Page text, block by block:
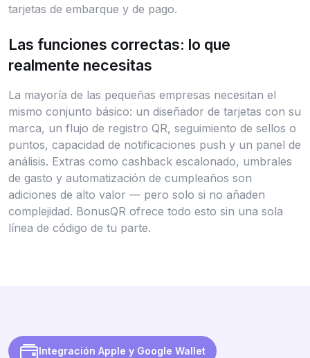
tarjetas de embarque y de pago.
Las funciones correctas: lo que
realmente necesitas
La mayoría de las pequeñas empresas necesitan el
mismo conjunto básico: un diseñador de tarjetas con su
marca, un flujo de registro QR, seguimiento de sellos o
puntos, capacidad de notificaciones push y un panel de
análisis. Extras como cashback escalonado, umbrales
de gasto y automatización de cumpleaños son
adiciones de alto valor — pero solo si no añaden
complejidad. BonusQR ofrece todo esto sin una sola
línea de código de tu parte.
Integración Apple y Google Wallet